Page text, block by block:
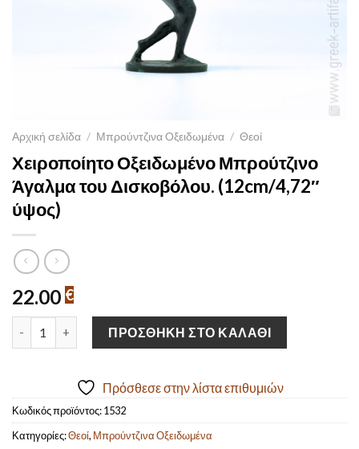
Αρχική σελίδα / Μπρούντζινα Οξειδωμένα / Θεοί
Χειροποίητο Οξειδωμένο Μπρούτζινο
Άγαλμα του Δισκοβόλου. (12cm/4,72″
ύψος)
22.00 €
Χειροποίητο Οξειδωμένο Μπρούτζινο Άγαλμα του
ΠΡΟΣΘΉΚΗ ΣΤΟ ΚΑΛΆΘΙ
Πρόσθεσε στην λίστα επιθυμιών
Κωδικός προϊόντος:1532
Κατηγορίες:Θεοί, Μπρούντζινα Οξειδωμένα